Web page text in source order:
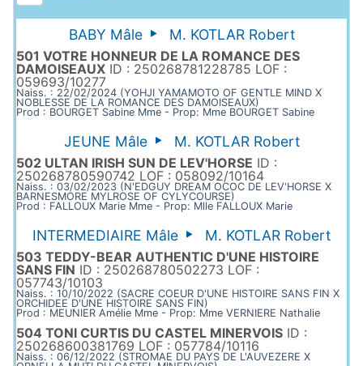
BABY Mâle M. KOTLAR Robert
501 VOTRE HONNEUR DE LA ROMANCE DES
DAMOISEAUX ID : 250268781228785 LOF :
059693/10277
Naiss. : 22/02/2024 (YOHJI YAMAMOTO OF GENTLE MIND X
NOBLESSE DE LA ROMANCE DES DAMOISEAUX)
Prod : BOURGET Sabine Mme - Prop: Mme BOURGET Sabine
JEUNE Mâle M. KOTLAR Robert
502 ULTAN IRISH SUN DE LEV'HORSE ID :
250268780590742 LOF : 058092/10164
Naiss. : 03/02/2023 (N'EDGUY DREAM OCOC DE LEV'HORSE X
BARNESMORE MYLROSE OF CYLYCOURSE)
Prod : FALLOUX Marie Mme - Prop: Mlle FALLOUX Marie
INTERMEDIAIRE Mâle M. KOTLAR Robert
503 TEDDY-BEAR AUTHENTIC D'UNE HISTOIRE
SANS FIN ID : 250268780502273 LOF :
057743/10103
Naiss. : 10/10/2022 (SACRE COEUR D'UNE HISTOIRE SANS FIN X
ORCHIDEE D'UNE HISTOIRE SANS FIN)
Prod : MEUNIER Amélie Mme - Prop: Mme VERNIERE Nathalie
504 TONI CURTIS DU CASTEL MINERVOIS ID :
250268600381769 LOF : 057784/10116
Naiss. : 06/12/2022 (STROMAE DU PAYS DE L'AUVEZERE X